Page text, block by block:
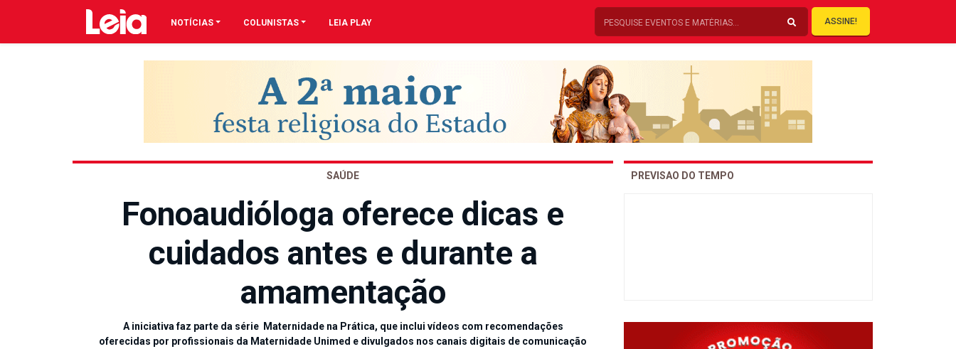
NOTÍCIAS COLUNISTAS LEIA PLAY ASSINE!
SAÚDE
Fonoaudióloga oferece dicas e
cuidados antes e durante a
amamentação
A iniciativa faz parte da série Maternidade na Prática, que inclui vídeos com recomendações
oferecidas por profissionais da Maternidade Unimed e divulgados nos canais digitais de comunicação
PREVISAO DO TEMPO